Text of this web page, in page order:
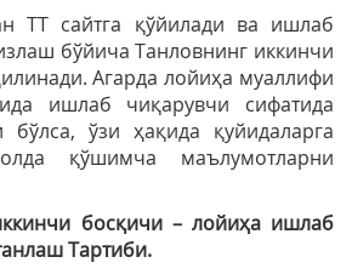
ТТ сайтга қўйилади ва ишлаб
бўйича Танловнинг иккинчи
Агарда лойиҳа муаллифи
ишлаб чиқарувчи сифатида
ўзи ҳақида қуйидаларга
қўшимча маълумотларни
босқичи – лойиҳа ишлаб
Тартиби.